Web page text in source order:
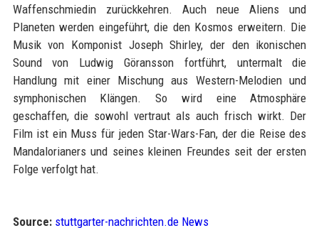
Waffenschmiedin zurückkehren. Auch neue Aliens und
Planeten werden eingeführt, die den Kosmos erweitern. Die
Musik von Komponist Joseph Shirley, der den ikonischen
Sound von Ludwig Göransson fortführt, untermalt die
Handlung mit einer Mischung aus Western-Melodien und
symphonischen Klängen. So wird eine Atmosphäre
geschaffen, die sowohl vertraut als auch frisch wirkt. Der
Film ist ein Muss für jeden Star-Wars-Fan, der die Reise des
Mandalorianers und seines kleinen Freundes seit der ersten
Folge verfolgt hat.
Source: stuttgarter-nachrichten.de News